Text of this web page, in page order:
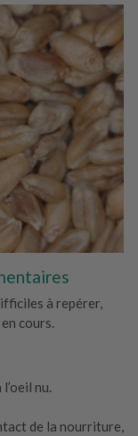
à repérer,
cours.
nu.
de la nourriture,